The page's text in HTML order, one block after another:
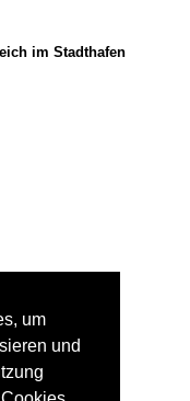
im Stadthafen
um
und